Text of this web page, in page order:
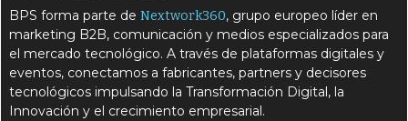
BPS forma parte deNextwork360, grupo europeo líder en
marketing B2B, comunicación y medios especializados para
el mercado tecnológico. A través de plataformas digitales y
eventos, conectamos a fabricantes, partners y decisores
tecnológicos impulsando la Transformación Digital, la
Innovación y el crecimiento empresarial.